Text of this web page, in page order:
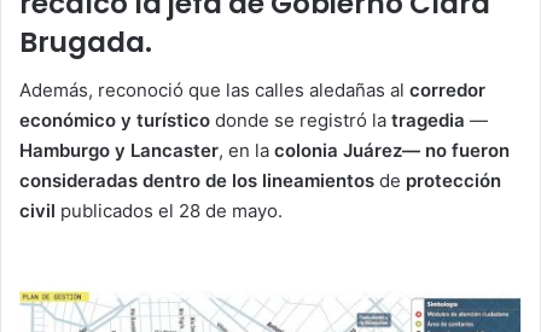
Brugada.
Además, reconoció que las calles aledañas al corredor
económico y turístico donde se registró la tragedia —
Hamburgo y Lancaster, en la colonia Juárez— no fueron
consideradas dentro de los lineamientos de protección
civil publicados el 28 de mayo.